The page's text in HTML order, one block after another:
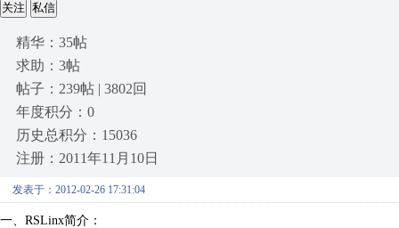
关注 私信
精华：35帖
求助：3帖
帖子：239帖 | 3802回
年度积分：0
历史总积分：15036
注册：2011年11月10日
发表于：2012-02-26 17:31:04
一、RSLinx简介：